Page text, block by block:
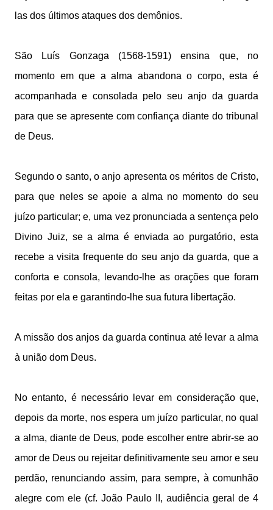
las dos últimos ataques dos demônios.
São Luís Gonzaga (1568-1591) ensina que, no
momento em que a alma abandona o corpo, esta é
acompanhada e consolada pelo seu anjo da guarda
para que se apresente com confiança diante do tribunal
de Deus.
Segundo o santo, o anjo apresenta os méritos de Cristo,
para que neles se apoie a alma no momento do seu
juízo particular; e, uma vez pronunciada a sentença pelo
Divino Juiz, se a alma é enviada ao purgatório, esta
recebe a visita frequente do seu anjo da guarda, que a
conforta e consola, levando-lhe as orações que foram
feitas por ela e garantindo-lhe sua futura libertação.
A missão dos anjos da guarda continua até levar a alma
à união dom Deus.
No entanto, é necessário levar em consideração que,
depois da morte, nos espera um juízo particular, no qual
a alma, diante de Deus, pode escolher entre abrir-se ao
amor de Deus ou rejeitar definitivamente seu amor e seu
perdão, renunciando assim, para sempre, à comunhão
alegre com ele (cf. João Paulo II, audiência geral de 4